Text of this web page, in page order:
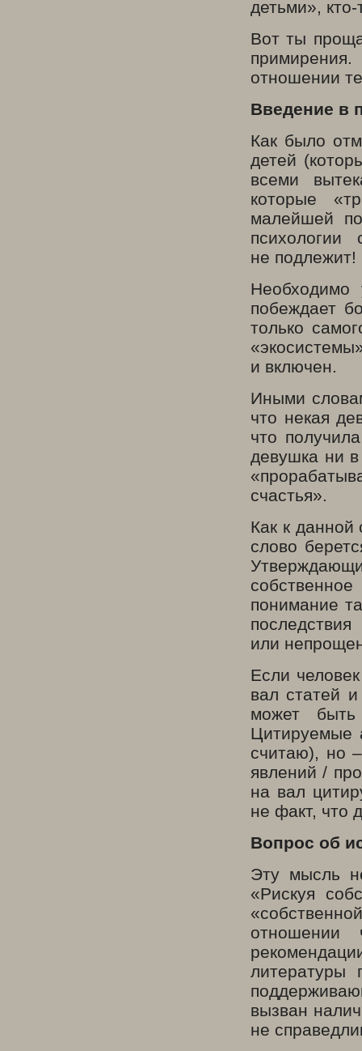
детьми»,
Вот ты
отношении
Введение в
Как было
детей
всеми
которые
малейшей
не подлежит!
побеждает
только
и включен.
Иными
что некая
что
девушка ни
счастья».
Как к данной
слово
понимание
или
Если
вал статей
может
Цитируемые
считаю), но
явлений /
на вал
не факт, что
Вопрос об
Эту мысль
«Рискуя
отношении
литературы
вызван
не